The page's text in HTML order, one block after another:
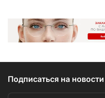
Подписаться на